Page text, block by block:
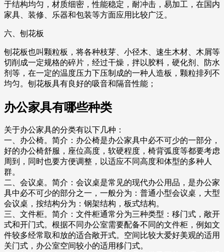
于结构均匀，材质细密，性能稳定，耐冲击，易加工，在国内
家具、装修、乐器和包装等方面应用比较广泛。
六、刨花板
刨花板也叫颗粒板，将各种枝芽、小径木、速生木材、木屑等
切削成一定规格的碎片，经过干燥，拌以胶料，硬化剂、防水
剂等，在一定的温度压力下压制成的一种人造板，颗粒排列不
均匀。刨花板具有良好的吸音和隔音性能；
办公家具有哪些种类
关于办公家具的分类有以下几种：
一、办公椅。简介：办公椅是办公家具中必不可少的一部分，
好的办公椅舒服，座位高度，软硬程度，椅背弧度等都要考虑
周到，同时也要方便调整，以适应不同高度和体型的多种人
群。
二、会议桌。简介：会议桌是常见的现代办公用品，是办公家
具中必不可少的部分之一，一般分为：普通小型会议桌，大型
会议桌，按结构分为：钢架结构，板式结构。
三、文件柜。简介：文件柜通常分为三种类型：移门式，敞开
式和开门式。根据不同办公室需要配备不同的文件柜，例如文
件较多经常取和放的适合敞开式。空间比较大爱好美观的适用
关门式，办公室空间较小的适用移门式。